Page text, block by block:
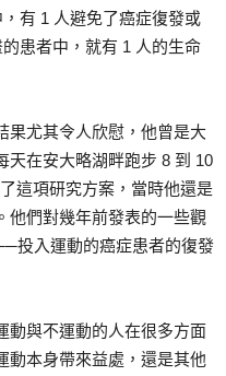
有 1 人避免了癌症復發或
患者中，就有 1 人的生命
果尤其令人欣慰，他曾是大
天在安大略湖畔跑步 8 到 10
這項研究方案，當時他還是
他們對幾年前發表的一些觀
投入運動的癌症患者的復發
動與不運動的人在很多方面
動本身帶來益處，還是其他